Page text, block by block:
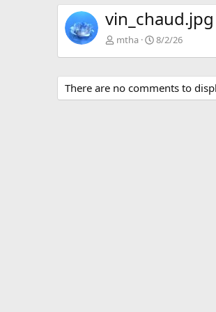
vin_chaud.jpg
mtha 8/2/26
There are no comments to